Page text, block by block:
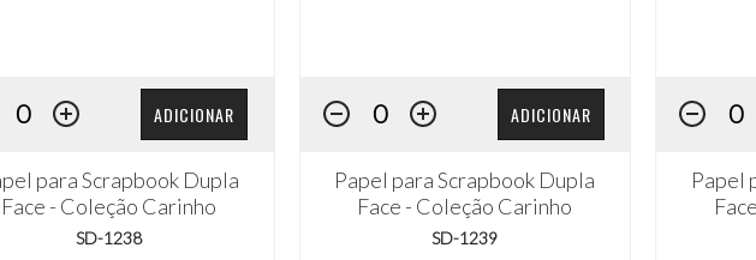
ADICIONAR
para Scrapbook Dupla
Face - Coleção Carinho
SD-1238
ADICIONAR
Papel para Scrapbook Dupla
Face - Coleção Carinho
SD-1239
Papel